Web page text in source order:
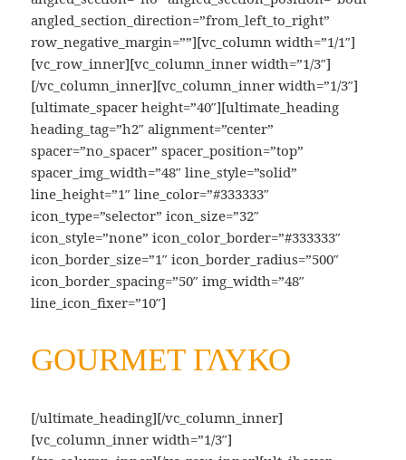
angled_section_direction=”from_left_to_right”
row_negative_margin=””][vc_column width=”1/1″]
[vc_row_inner][vc_column_inner width=”1/3″]
[/vc_column_inner][vc_column_inner width=”1/3″]
[ultimate_spacer height=”40″][ultimate_heading
heading_tag=”h2″ alignment=”center”
spacer=”no_spacer” spacer_position=”top”
spacer_img_width=”48″ line_style=”solid”
line_height=”1″ line_color=”#333333″
icon_type=”selector” icon_size=”32″
icon_style=”none” icon_color_border=”#333333″
icon_border_size=”1″ icon_border_radius=”500″
icon_border_spacing=”50″ img_width=”48″
line_icon_fixer=”10″]
GOURMET ΓΛΥΚΟ
[/ultimate_heading][/vc_column_inner]
[vc_column_inner width=”1/3″]